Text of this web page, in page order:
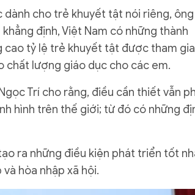
dành cho trẻ khuyết tật nói riêng, ông
định, Việt Nam có những thành
cao tỷ lệ trẻ khuyết tật được tham gia
chất lượng giáo dục cho các em.
Trí cho rằng, điều cần thiết vẫn
hình trên thế giới; từ đó có những
ra những điều kiện phát triển tốt
hòa nhập xã hội.